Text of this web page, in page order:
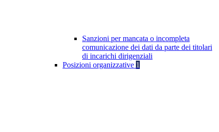
Sanzioni per mancata o incompleta
comunicazione dei dati da parte dei titolari
di incarichi dirigenziali
Posizioni organizzative 1